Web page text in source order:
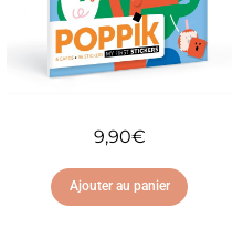
9,90€
Ajouter au panier